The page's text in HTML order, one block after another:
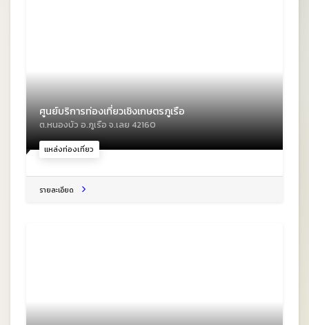
แหล่งท่องเที่ยว
ศูนย์บริการท่องเที่ยวเชิงเกษตรภูเรือ
ต.หนองบัว อ.ภูเรือ จ.เลย 42160
รายละเอียด